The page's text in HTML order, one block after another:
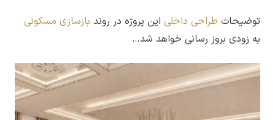
توضیحات طراحی داخلی این پروژه در روند بازسازی مسکونی
به زودی بروز رسانی خواهد شد…